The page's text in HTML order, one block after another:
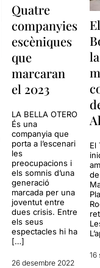
Quatre
companyies
escèniques
que
marcaran
el 2023
LA BELLA OTERO
És una
companyia que
porta a l’escenari
les
preocupacions i
els somnis d’una
generació
marcada per una
joventut entre
dues crisis. Entre
els seus
espectacles hi ha
[…]
26 desembre 2022
El
16